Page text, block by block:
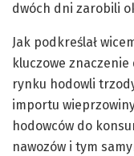
dwóch dni zarobili
Jak podkreślał
kluczowe
rynku hodowli
importu
hodowców do
nawozów i tym